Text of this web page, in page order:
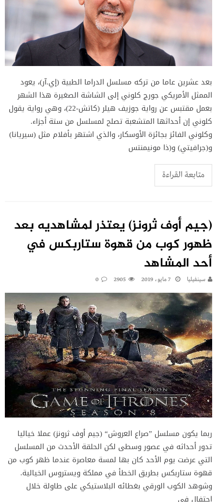
بعد عشرين عاما من تركه مسلسل الدراما الطبية (إي.آر)، يعود
الممثل الأمريكي جورج كلوني إلى الشاشة الصغيرة هذا الشهر
بعمل مقتبس عن رواية جوزيف هيلر (كاتش-22)، وهي رواية يقول
كلوني إن أحداثها المتشعبة تصلح لمسلسل من ستة أجزاء.
وكلوني الفائز بجائزة الأوسكار، والذي اشتهر بأفلام مثل (سيريانا)
و(جرافيتي) و(ذا مونيمنتس
متابعة القراءة
(جيم أوف ثرونز) يعتذر لمشاهديه بعد
ظهور كوب من قهوة ستاربكس في
أحد المشاهد
سينفيليا 7 مايو، 2019 2905
0
ربما يكون مسلسل ”صراع العروش“ (جيم أوف ثرونز) عملا خياليا
تدور أحداثه في عصور وسطى لكن الحلقة الأحدث من المسلسل
التي عرضت يوم الأحد كان بها لمسة معاصرة عندما ظهر كوب من
قهوة ستاربكس بطريق الخطأ في مملكة ويستروس الخيالية.
وشوهد الكوب الورقي بغطائه البلاستيكي على طاولة خلال
احتفال في